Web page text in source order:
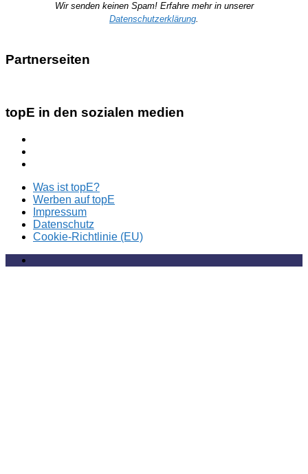
Wir senden keinen Spam! Erfahre mehr in unserer
Datenschutzerklärung.
Partnerseiten
topE in den sozialen medien
Was ist topE?
Werben auf topE
Impressum
Datenschutz
Cookie-Richtlinie (EU)